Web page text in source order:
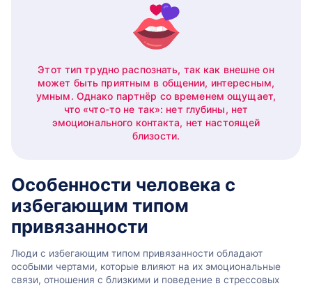
Этот тип трудно распознать, так как внешне он
может быть приятным в общении, интересным,
умным. Однако партнёр со временем ощущает,
что «что-то не так»: нет глубины, нет
эмоционального контакта, нет настоящей
близости.
Особенности человека с
избегающим типом
привязанности
Люди с избегающим типом привязанности обладают
особыми чертами, которые влияют на их эмоциональные
связи, отношения с близкими и поведение в стрессовых